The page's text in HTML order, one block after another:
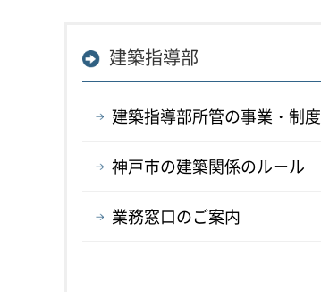
建築指導部
建築指導部所管の事業・制度
神戸市の建築関係のルール
業務窓口のご案内